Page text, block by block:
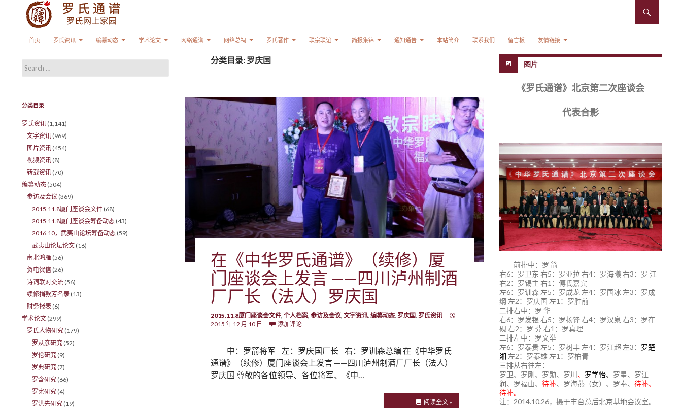
首页
罗氏资讯 编纂动态 学术论文 网络通谱 网络总祠 罗氏著作 联宗联谊 简报集锦 通知通告 本站简介 联系我们 留言板 友情链接
分类目录: 罗庆国
在《中华罗氏通谱》（续修）厦
门座谈会上发言 ——四川泸州制酒
厂厂长（法人）罗庆国
2015.11.8厦门座谈会文件, 个人档案, 参访及会议, 文字资讯, 编纂动态, 罗庆国, 罗氏资讯
2015 年 12 月 10 日
添加评论
中：罗箭将军 左：罗庆国厂长 右：罗训森总编 在《中华罗氏
通谱》（续修）厦门座谈会上发言 ——四川泸州制酒厂厂长（法人）
罗庆国 尊敬的各位领导、各位将军、《中…
阅读全文 »
图片
《罗氏通谱》北京第二次座谈会
代表合影
前排中：罗 箭
右6：罗卫东 右5：罗亚拉 右4：罗海曦 右3：罗 江
右2：罗锡主 右1：傅氏嘉宾
左6：罗训森 左5：罗成龙 左4：罗国冰 左3：罗成
纲 左2：罗庆国 左1：罗胜前
二排右中：罗 华
右6：罗发银 右5：罗扬锋 右4：罗汉泉 右3：罗在
砚 右2：罗 芬 右1：罗真理
二排左中：罗文举
左6：罗泰贵 左5：罗树丰 左4：罗江超 左3： 罗楚
湘 左2：罗泰雄 左1：罗柏青
三排从右往左：
罗卫、罗刚、罗勋、罗川、 罗学怡、 罗星、罗江
润、罗福山、 待补、罗海燕（女）、罗奉、 待补、
待补。
注：2014.10.26，摄于丰台总后北京基地会议室。
Search for:
分类目录
罗氏资讯 (1,141)
文字资讯 (969)
图片资讯 (454)
视频资讯 (8)
转载资讯 (70)
编纂动态 (504)
参访及会议 (369)
2015.11.8厦门座谈会文件 (68)
2015.11.8厦门座谈会筹备动态 (43)
2016.10，武夷山论坛筹备动态 (59)
武夷山论坛论文 (16)
南北鸿雁 (56)
贺电贺信 (26)
诗词联对交流 (56)
续修捐款芳名录 (13)
财务报表 (6)
学术论文 (299)
罗氏人物研究 (179)
罗从彦研究 (52)
罗伦研究 (9)
罗典研究 (7)
罗含研究 (66)
罗宪研究 (4)
罗洪先研究 (19)